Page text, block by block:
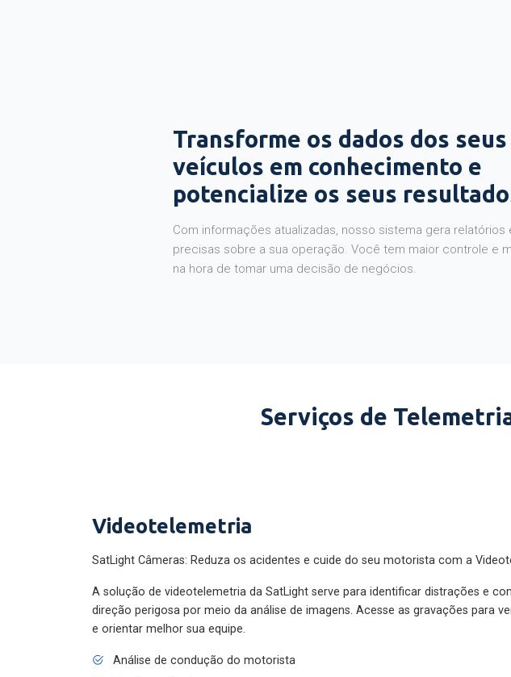
Transforme os dados dos seus
veículos em conhecimento e
potencialize os seus
Com informações atualizadas, nosso sistema gera relatórios
precisas sobre a sua operação. Você tem maior controle e
na hora de tomar uma decisão de negócios.
Serviços de
Videotelemetria
SatLight Câmeras: Reduza os acidentes e cuide do seu motorista com a
A solução de videotelemetria da SatLight serve para identificar distrações e
direção perigosa por meio da análise de imagens. Acesse as gravações para
e orientar melhor sua equipe.
Análise de condução do motorista